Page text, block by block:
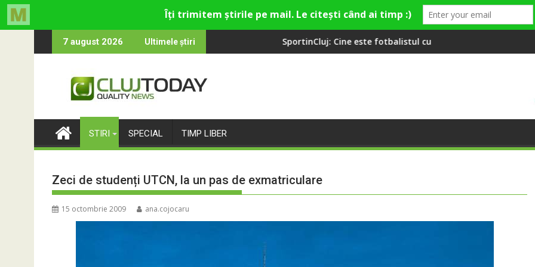
to
7 august 2026 Ultimele știri
și de divertisment din Cluj-Napoca
o întrebare SportinCluj: Cine este fotbalistul cu două diplome care a învățat româna la 2 ani
Compania de Apă Someș,
STIRI SPECIAL TIMP LIBER
Zeci de studenți UTCN, la un pas de exmatriculare
15 octombrie 2009 ana.cojocaru